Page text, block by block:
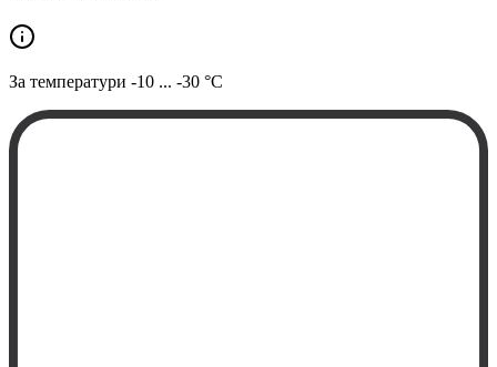
За температури -10 ... -30 °C